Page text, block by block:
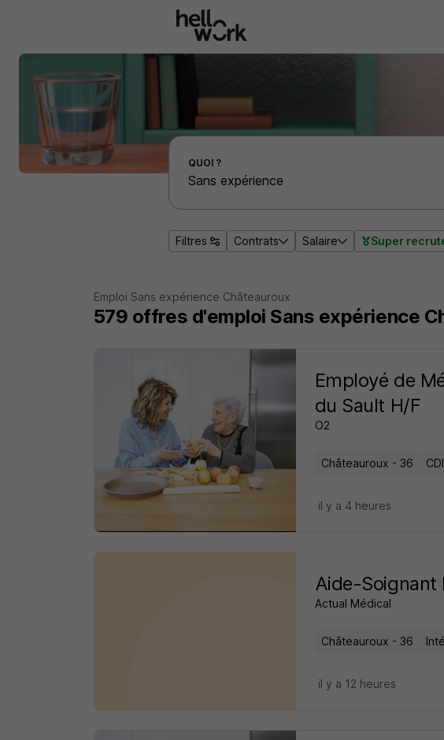
Effectuer une recherche d'emploi par localité
QUOI ?
Filtres Contrats Salaire Super
Emploi Sans expérience Châteauroux
579 offres d'emploi Sans expérience
Employé de
du Sault H/F
O2
Châteauroux - 36 CDI
il y a 4 heures
Aide-Soignant
Actual Médical
Châteauroux - 36
il y a 12 heures